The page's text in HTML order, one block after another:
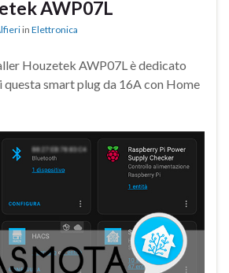
AWP07L
in Elettronica
Houzetek AWP07L è dedicato
questa smart plug da 16A con Home